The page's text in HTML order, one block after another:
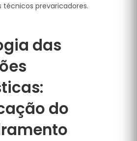
técnicos prevaricadores.
das
do